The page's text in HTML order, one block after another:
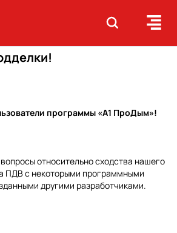
программы «А1 ПроДым»!
относительно сходства нашего
ПДВ с некоторыми программными
другими разработчиками.